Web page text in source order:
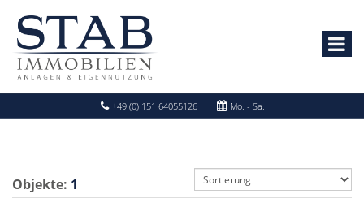
+49 (0) 151 64055126 Mo. - Sa.
Objekte: 1